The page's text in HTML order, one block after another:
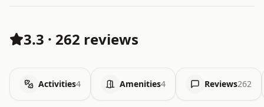
3.3 · 262 reviews
Activities4 Amenities4 Reviews262